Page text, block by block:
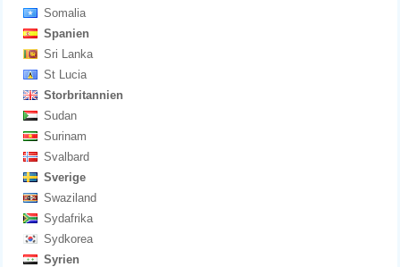
Somalia
Spanien
Sri Lanka
St Lucia
Storbritannien
Sudan
Surinam
Svalbard
Sverige
Swaziland
Sydafrika
Sydkorea
Syrien